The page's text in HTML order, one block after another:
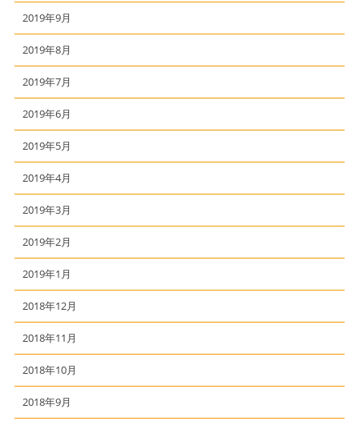
2019年9月
2019年8月
2019年7月
2019年6月
2019年5月
2019年4月
2019年3月
2019年2月
2019年1月
2018年12月
2018年11月
2018年10月
2018年9月